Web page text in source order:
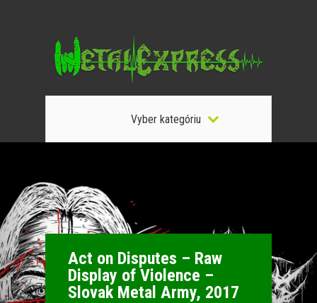
Vyber kategóriu
Act on Disputes – Raw
Display of Violence –
Slovak Metal Army, 2017